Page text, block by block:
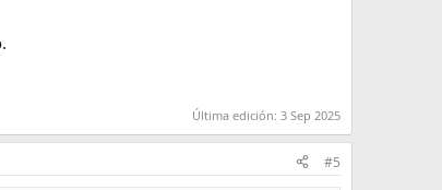
Última edición: 3 Sep 2025
#5